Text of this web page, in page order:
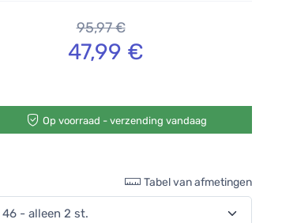
95,97 €
47,99 €
Op voorraad - verzending vandaag
Tabel van afmetingen